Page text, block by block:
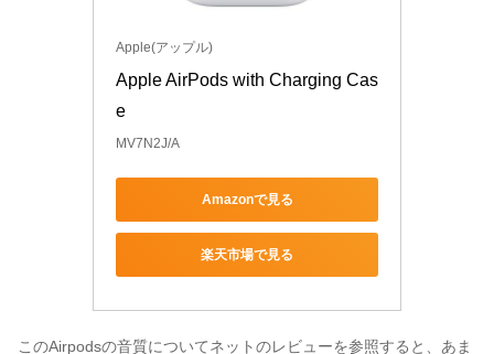
Apple(アップル)
Apple AirPods with Charging Cas
e
MV7N2J/A
Amazonで見る
楽天市場で見る
このAirpodsの音質についてネットのレビューを参照すると、あま